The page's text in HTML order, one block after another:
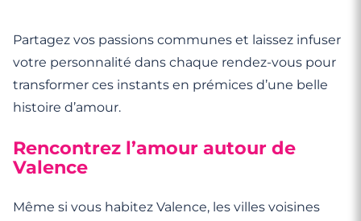
Partagez vos passions communes et laissez infuser
votre personnalité dans chaque rendez-vous pour
transformer ces instants en prémices d’une belle
histoire d’amour.
Rencontrez l’amour autour de
Valence
Même si vous habitez Valence, les villes voisines